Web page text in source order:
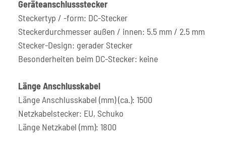
Geräteanschlussstecker
Steckertyp / -form: DC-Stecker
Steckerdurchmesser außen / innen: 5.5 mm / 2.5 mm
Stecker-Design: gerader Stecker
Besonderheiten beim DC-Stecker: keine
Länge Anschlusskabel
Länge Anschlusskabel (mm) (ca.): 1500
Netzkabelstecker: EU, Schuko
Länge Netzkabel (mm): 1800